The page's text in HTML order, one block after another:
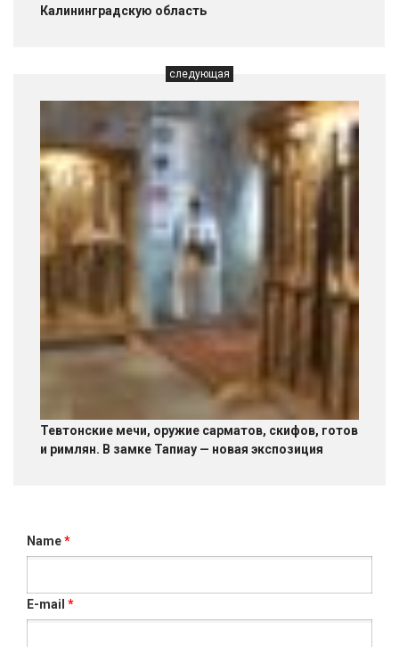
Калининградскую область
следующая
Тевтонские мечи, оружие сарматов, скифов, готов
и римлян. В замке Тапиау — новая экспозиция
Name*
E-mail *